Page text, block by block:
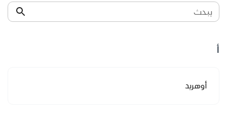
يبحث
أ
أوهريد